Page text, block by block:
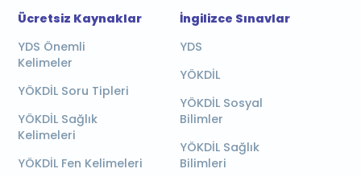
Ücretsiz Kaynaklar
YDS Önemli
Kelimeler
YÖKDİL Soru Tipleri
YÖKDİL Sağlık
Kelimeleri
YÖKDİL Fen Kelimeleri
İngilizce Sınavlar
YDS
YÖKDİL
YÖKDİL Sosyal
Bilimler
YÖKDİL Sağlık
Bilimleri